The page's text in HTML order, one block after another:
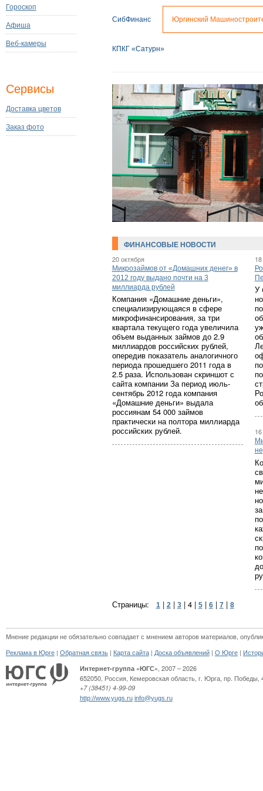
Гороскоп
Афиша
Веб-камеры
Сервисы
Доставка цветов
Заказ фото
СибФинанс Юргинский
КПКГ «Сатурн»
ФИНАНСОВЫЕ НОВОСТИ
20 октября
Микрозаймов от «Домашних денег» в
2012 году выдано почти на 3
миллиарда рублей
Компания «Домашние деньги»,
специализирующаяся в сфере
микрофинансирования, за три
квартала текущего года увеличила
объем выданных займов до 2.9
миллиардов российских рублей,
опередив показатель аналогичного
периода прошедшего 2011 года в
2.5 раза. Использован скриншот с
сайта компании За период июль-
сентябрь 2012 года компания
«Домашние деньги» выдала
россиянам 54 000 займов
практически на полтора миллиарда
российских рублей.
У
Страницы: 1 | 2 | 3| 4| 5| 6| 7| 8
Мнение редакции не обязательно совпадает с мнением авторов материалов,
Реклама в Юрге| Обратная связь| Карта сайта| Доска объявлений| О Юрге|
Интернет-группа «ЮГС» , 2007 – 2026
652050, Россия, Кемеровская область, г. Юрга, пр. Победы,
+7 (38451) 4-99-09
http://www.yugs.ru info@yugs.ru